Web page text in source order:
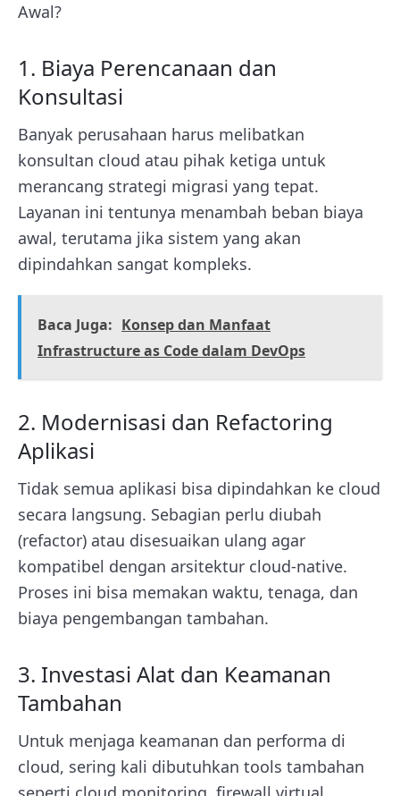
Awal?
1. Biaya Perencanaan dan
Konsultasi
Banyak perusahaan harus melibatkan
konsultan cloud atau pihak ketiga untuk
merancang strategi migrasi yang tepat.
Layanan ini tentunya menambah beban biaya
awal, terutama jika sistem yang akan
dipindahkan sangat kompleks.
Baca Juga: Konsep dan Manfaat
Infrastructure as Code dalam DevOps
2. Modernisasi dan Refactoring
Aplikasi
Tidak semua aplikasi bisa dipindahkan ke cloud
secara langsung. Sebagian perlu diubah
(refactor) atau disesuaikan ulang agar
kompatibel dengan arsitektur cloud-native.
Proses ini bisa memakan waktu, tenaga, dan
biaya pengembangan tambahan.
3. Investasi Alat dan Keamanan
Tambahan
Untuk menjaga keamanan dan performa di
cloud, sering kali dibutuhkan tools tambahan